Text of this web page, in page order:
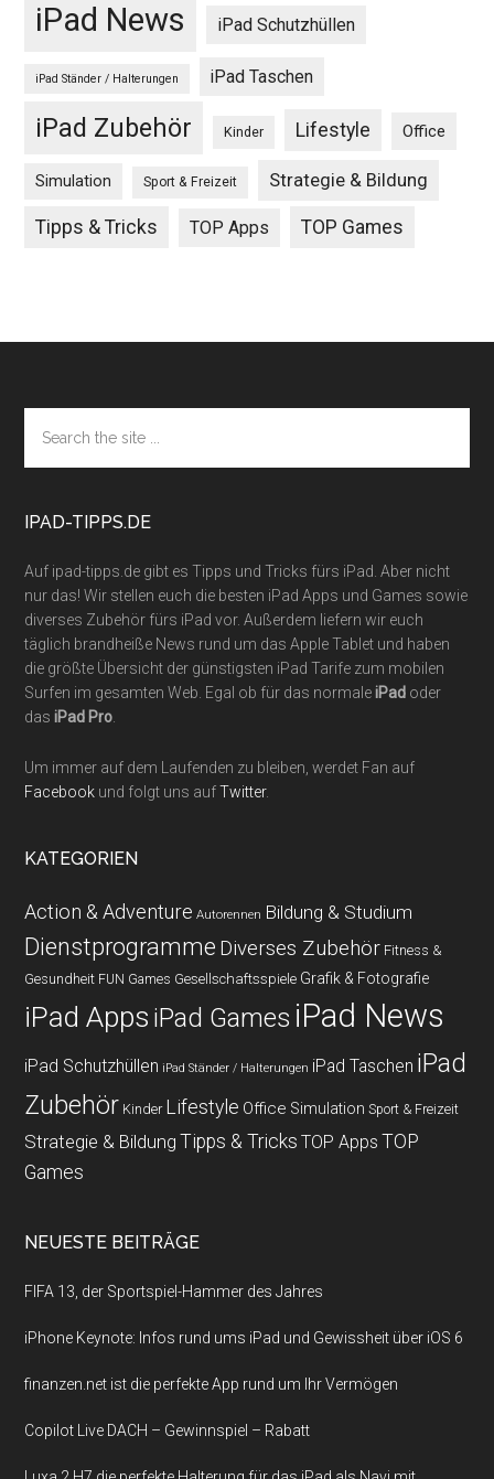
iPad News iPad Schutzhüllen
iPad Ständer / Halterungen iPad Taschen
iPad Zubehör Kinder Lifestyle Office
Simulation Sport & Freizeit Strategie & Bildung
Tipps & Tricks TOP Apps TOP Games
Footer
the
site
IPAD-TIPPS.DE
Auf ipad-tipps.de gibt es Tipps und Tricks fürs iPad. Aber nicht
nur das! Wir stellen euch die besten iPad Apps und Games sowie
diverses Zubehör fürs iPad vor. Außerdem liefern wir euch
täglich brandheiße News rund um das Apple Tablet und haben
die größte Übersicht der günstigsten iPad Tarife zum mobilen
Surfen im gesamten Web. Egal ob für das normaleiPad oder
dasiPad Pro
Um immer auf dem Laufenden zu bleiben, werdet Fan auf
Facebook und folgt uns aufTwitter.
KATEGORIEN
Action & Adventure Autorennen Bildung & Studium
Dienstprogramme Diverses Zubehör Fitness &
Gesundheit FUN Games Gesellschaftsspiele Grafik & Fotografie
iPad Apps iPad Games iPad News
iPad Schutzhüllen iPad Ständer / Halterungen iPad Taschen iPad
Zubehör Kinder Lifestyle Office Simulation Sport & Freizeit
Strategie & Bildung Tipps & Tricks TOP Apps TOP
Games
NEUESTE BEITRÄGE
FIFA 13, der Sportspiel-Hammer des Jahres
iPhone Keynote: Infos rund ums iPad und Gewissheit über iOS 6
finanzen.net ist die perfekte App rund um Ihr Vermögen
Copilot Live DACH – Gewinnspiel – Rabatt